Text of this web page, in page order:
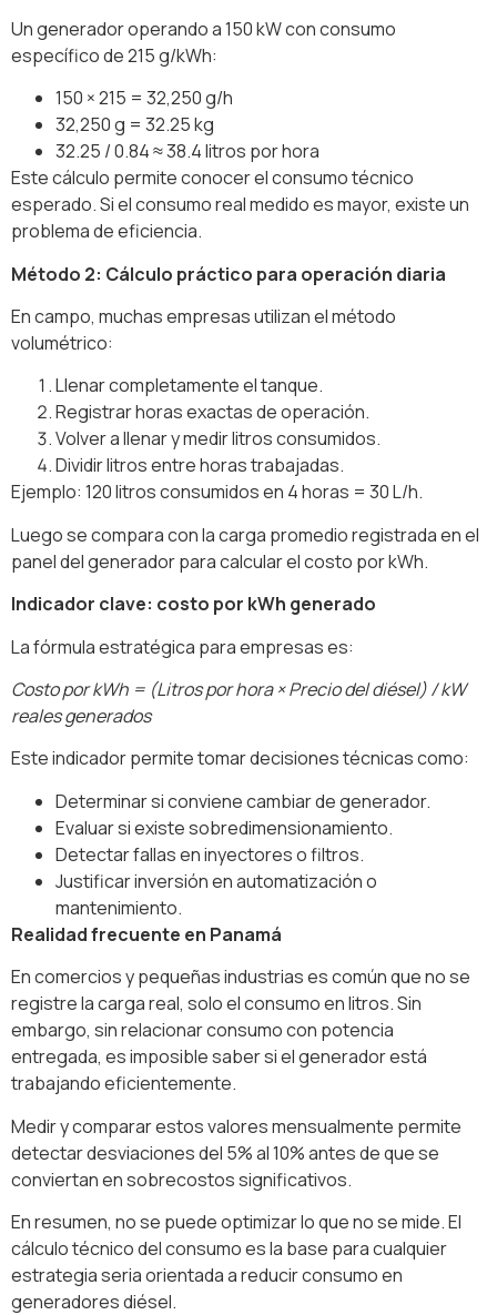
Un generador operando a 150 kW con consumo
específico de 215 g/kWh:
150 × 215 = 32,250 g/h
32,250 g = 32.25 kg
32.25 / 0.84 ≈ 38.4 litros por hora
Este cálculo permite conocer el consumo técnico
esperado. Si el consumo real medido es mayor, existe un
problema de eficiencia.
Método 2: Cálculo práctico para operación diaria
En campo, muchas empresas utilizan el método
volumétrico:
Llenar completamente el tanque.
Registrar horas exactas de operación.
Volver a llenar y medir litros consumidos.
Dividir litros entre horas trabajadas.
Ejemplo: 120 litros consumidos en 4 horas = 30 L/h.
Luego se compara con la carga promedio registrada en el
panel del generador para calcular el costo por kWh.
Indicador clave: costo por kWh generado
La fórmula estratégica para empresas es:
Costo por kWh = (Litros por hora × Precio del diésel) / kW
reales generados
Este indicador permite tomar decisiones técnicas como:
Determinar si conviene cambiar de generador.
Evaluar si existe sobredimensionamiento.
Detectar fallas en inyectores o filtros.
Justificar inversión en automatización o
mantenimiento.
Realidad frecuente en Panamá
En comercios y pequeñas industrias es común que no se
registre la carga real, solo el consumo en litros. Sin
embargo, sin relacionar consumo con potencia
entregada, es imposible saber si el generador está
trabajando eficientemente.
Medir y comparar estos valores mensualmente permite
detectar desviaciones del 5% al 10% antes de que se
conviertan en sobrecostos significativos.
En resumen, no se puede optimizar lo que no se mide. El
cálculo técnico del consumo es la base para cualquier
estrategia seria orientada a reducir consumo en
generadores diésel.